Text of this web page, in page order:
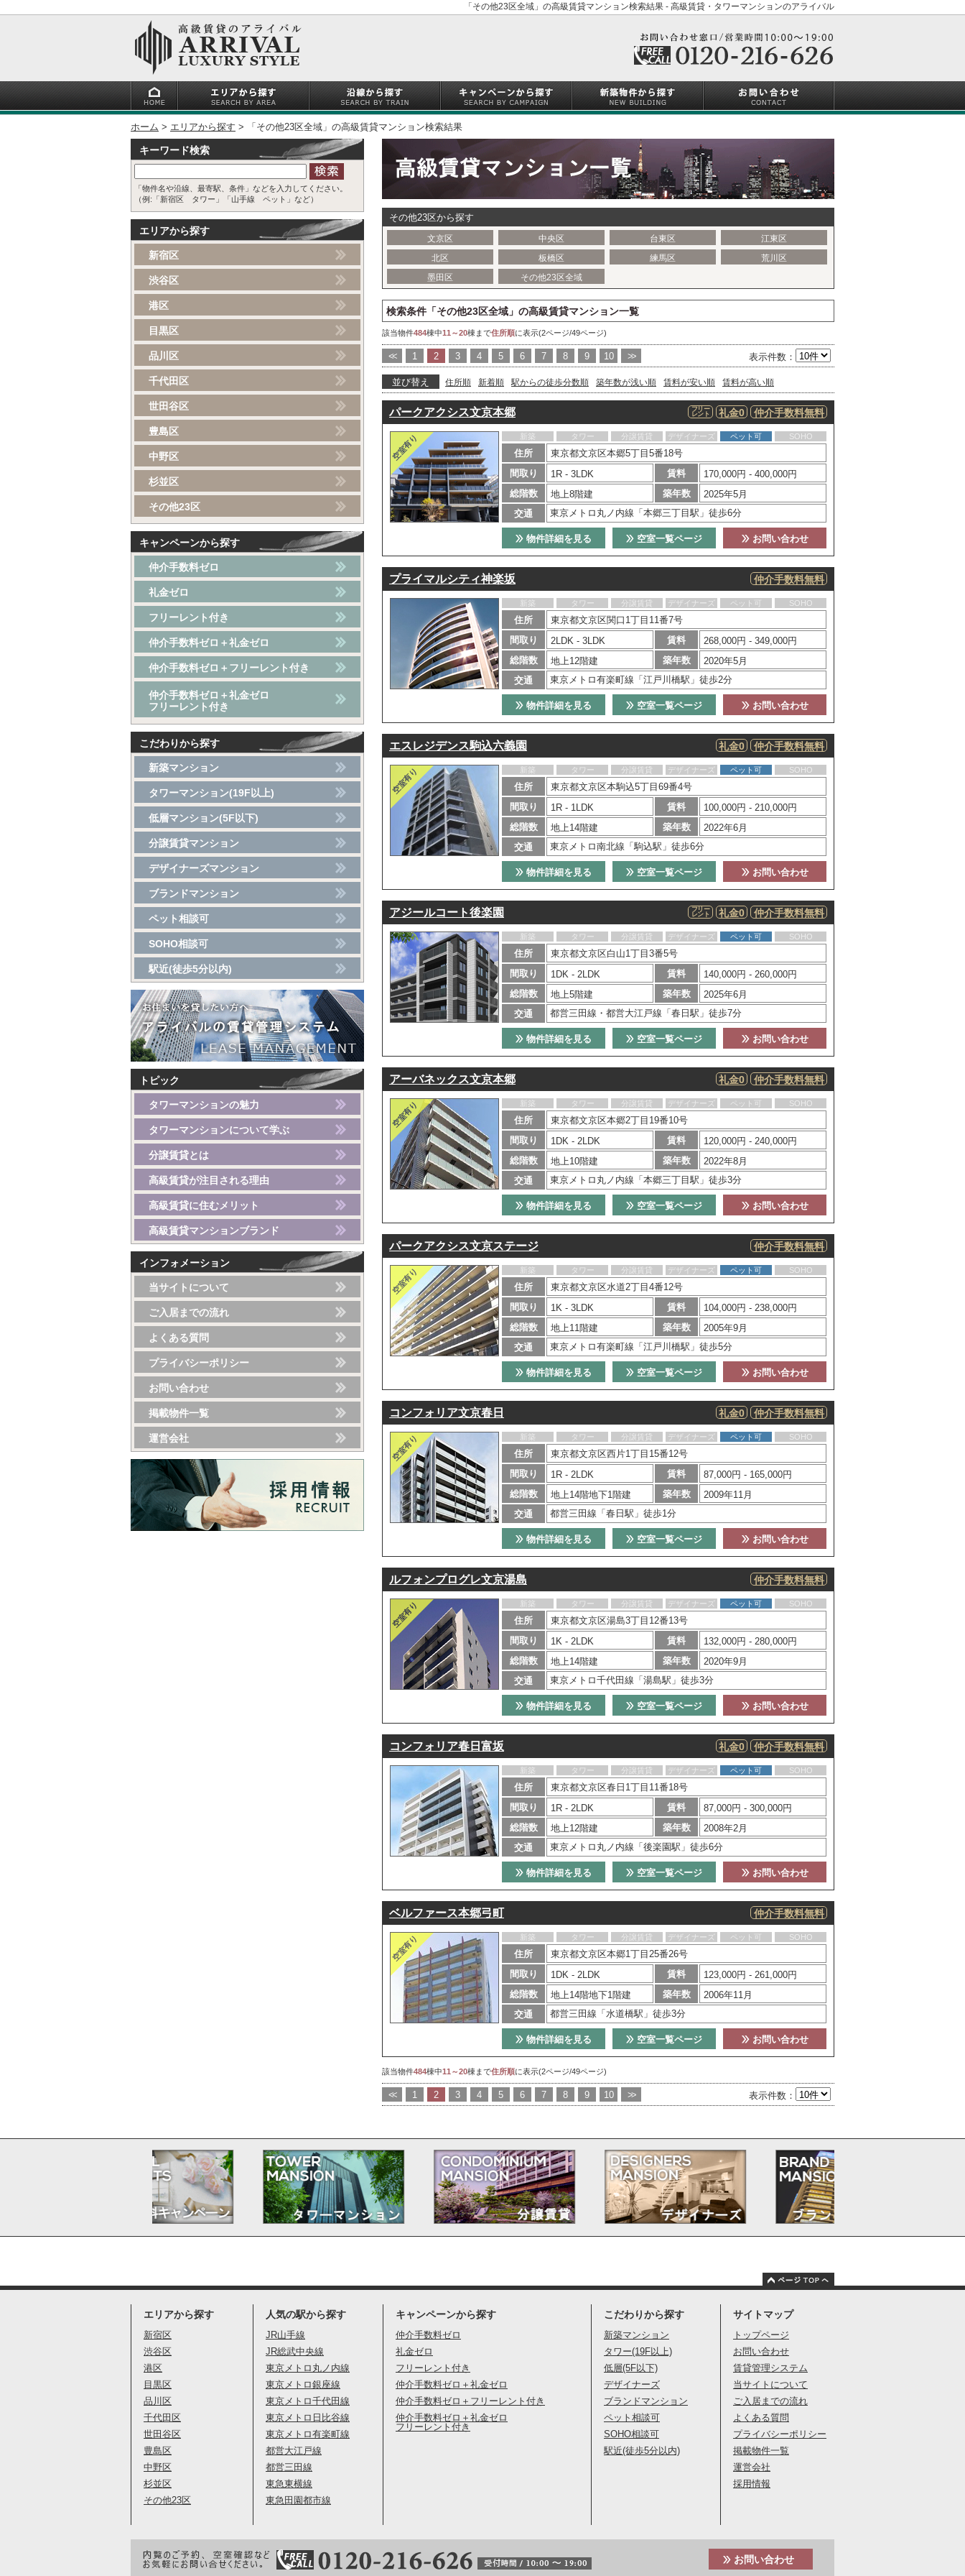
「その他23区全域」の高級賃貸マンション検索結果 - 高級賃貸・タワーマンションのアライバル
ホーム エリアから探す 「その他23区全域」の高級賃貸マンション検索結果
その他23区から探す
文京区 中央区 台東区
江東区
北区
板橋区 練馬区
荒川区
墨田区
その他23区全域
検索条件「その他23区全域」の高級賃貸マンション一覧
該当物件484棟中11～20棟まで住所順に表示(2ページ/49ページ)
<< 1 2 3 4 5 6 7 8 9 10 >> 表示件数：
並び替え 住所順 新着順 駅からの徒歩分数順 築年数が浅い順 賃料が安い順 賃料が高い順
パークアクシス文京本郷 仲介手数料無料
礼金0
フリー
レント
新築 タワー 分譲賃貸 デザイナーズ ペット可 SOHO
住所
東京都文京区本郷5丁目5番18号
間取り
1R - 3LDK 賃料
170,000円 - 400,000円
総階数
地上8階建 築年数
2025年5月
交通
東京メトロ丸ノ内線「本郷三丁目駅」徒歩6分
お問い合わせ
空室一覧ページ
物件詳細を見る
プライマルシティ神楽坂 仲介手数料無料
新築 タワー 分譲賃貸 デザイナーズ ペット可 SOHO
住所
東京都文京区関口1丁目11番7号
間取り
2LDK - 3LDK 賃料
268,000円 - 349,000円
総階数
地上12階建 築年数
2020年5月
交通
東京メトロ有楽町線「江戸川橋駅」徒歩2分
お問い合わせ
空室一覧ページ
物件詳細を見る
エスレジデンス駒込六義園 仲介手数料無料
礼金0
新築 タワー 分譲賃貸 デザイナーズ ペット可 SOHO
住所
東京都文京区本駒込5丁目69番4号
間取り
1R - 1LDK 賃料
100,000円 - 210,000円
総階数
地上14階建 築年数
2022年6月
交通
東京メトロ南北線「駒込駅」徒歩6分
お問い合わせ
空室一覧ページ
物件詳細を見る
アジールコート後楽園 仲介手数料無料
礼金0
フリー
レント
新築 タワー 分譲賃貸 デザイナーズ ペット可 SOHO
住所
東京都文京区白山1丁目3番5号
間取り
1DK - 2LDK 賃料
140,000円 - 260,000円
総階数
地上5階建 築年数
2025年6月
交通
都営三田線・都営大江戸線「春日駅」徒歩7分
お問い合わせ
空室一覧ページ
物件詳細を見る
アーバネックス文京本郷 仲介手数料無料
礼金0
新築 タワー 分譲賃貸 デザイナーズ ペット可 SOHO
住所
東京都文京区本郷2丁目19番10号
間取り
1DK - 2LDK 賃料
120,000円 - 240,000円
総階数
地上10階建 築年数
2022年8月
交通
東京メトロ丸ノ内線「本郷三丁目駅」徒歩3分
お問い合わせ
空室一覧ページ
物件詳細を見る
パークアクシス文京ステージ 仲介手数料無料
新築 タワー 分譲賃貸 デザイナーズ ペット可 SOHO
住所
東京都文京区水道2丁目4番12号
間取り
1K - 3LDK 賃料
104,000円 - 238,000円
総階数
地上11階建 築年数
2005年9月
交通
東京メトロ有楽町線「江戸川橋駅」徒歩5分
お問い合わせ
空室一覧ページ
物件詳細を見る
コンフォリア文京春日 仲介手数料無料
礼金0
新築 タワー 分譲賃貸 デザイナーズ ペット可 SOHO
住所
東京都文京区西片1丁目15番12号
間取り
1R - 2LDK 賃料
87,000円 - 165,000円
総階数
地上14階地下1階建 築年数
2009年11月
交通
都営三田線「春日駅」徒歩1分
お問い合わせ
空室一覧ページ
物件詳細を見る
ルフォンプログレ文京湯島 仲介手数料無料
新築 タワー 分譲賃貸 デザイナーズ ペット可 SOHO
住所
東京都文京区湯島3丁目12番13号
間取り
1K - 2LDK 賃料
132,000円 - 280,000円
総階数
地上14階建 築年数
2020年9月
交通
東京メトロ千代田線「湯島駅」徒歩3分
お問い合わせ
空室一覧ページ
物件詳細を見る
コンフォリア春日富坂 仲介手数料無料
礼金0
新築 タワー 分譲賃貸 デザイナーズ ペット可 SOHO
住所
東京都文京区春日1丁目11番18号
間取り
1R - 2LDK 賃料
87,000円 - 300,000円
総階数
地上12階建 築年数
2008年2月
交通
東京メトロ丸ノ内線「後楽園駅」徒歩6分
お問い合わせ
空室一覧ページ
物件詳細を見る
ベルファース本郷弓町 仲介手数料無料
新築 タワー 分譲賃貸 デザイナーズ ペット可 SOHO
住所
東京都文京区本郷1丁目25番26号
間取り
1DK - 2LDK 賃料
123,000円 - 261,000円
総階数
地上14階地下1階建 築年数
2006年11月
交通
都営三田線「水道橋駅」徒歩3分
お問い合わせ
空室一覧ページ
物件詳細を見る
該当物件484棟中11～20棟まで住所順に表示(2ページ/49ページ)
<< 1 2 3 4 5 6 7 8 9 10 >> 表示件数：
キーワード検索
「物件名や沿線、最寄駅、条件」などを入力してください。
（例:「新宿区 タワー」「山手線 ペット」など）
エリアから探す
新宿区
渋谷区
港区
目黒区
品川区
千代田区
世田谷区
豊島区
中野区
杉並区
その他23区
キャンペーンから探す
仲介手数料ゼロ
礼金ゼロ
フリーレント付き
仲介手数料ゼロ＋礼金ゼロ
仲介手数料ゼロ＋フリーレント付き
仲介手数料ゼロ＋礼金ゼロ
フリーレント付き
こだわりから探す
新築マンション
タワーマンション(19F以上)
低層マンション(5F以下)
分譲賃貸マンション
デザイナーズマンション
ブランドマンション
ペット相談可
SOHO相談可
駅近(徒歩5分以内)
トピック
タワーマンションの魅力
タワーマンションについて学ぶ
分譲賃貸とは
高級賃貸が注目される理由
高級賃貸に住むメリット
高級賃貸マンションブランド
インフォメーション
当サイトについて
ご入居までの流れ
よくある質問
プライバシーポリシー
お問い合わせ
掲載物件一覧
運営会社
エリアから探す
新宿区
渋谷区
港区
目黒区
品川区
千代田区
世田谷区
豊島区
中野区
杉並区
その他23区
人気の駅から探す
JR山手線
JR総武中央線
東京メトロ丸ノ内線
東京メトロ銀座線
東京メトロ千代田線
東京メトロ日比谷線
東京メトロ有楽町線
都営大江戸線
都営三田線
東急東横線
東急田園都市線
キャンペーンから探す
仲介手数料ゼロ
礼金ゼロ
フリーレント付き
仲介手数料ゼロ＋礼金ゼロ
仲介手数料ゼロ＋フリーレント付き
仲介手数料ゼロ＋礼金ゼロ
フリーレント付き
こだわりから探す
新築マンション
タワー(19F以上)
低層(5F以下)
デザイナーズ
ブランドマンション
ペット相談可
SOHO相談可
駅近(徒歩5分以内)
サイトマップ
トップページ
お問い合わせ
賃貸管理システム
当サイトについて
ご入居までの流れ
よくある質問
プライバシーポリシー
掲載物件一覧
運営会社
採用情報
お問い合わせ